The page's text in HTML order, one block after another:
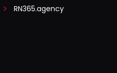
RN365.agency